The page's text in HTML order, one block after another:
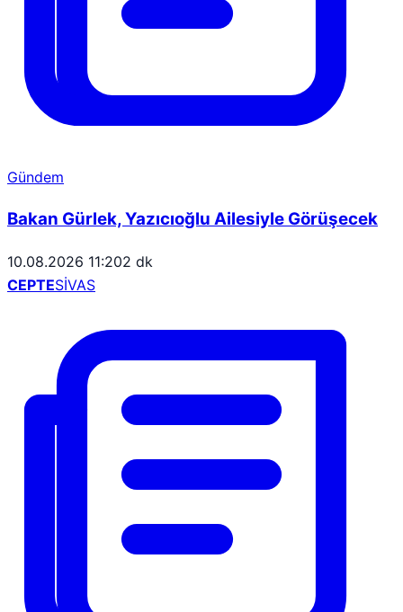
Gündem
Bakan Gürlek, Yazıcıoğlu Ailesiyle Görüşecek
10.08.2026 11:202 dk
CEPTESİVAS